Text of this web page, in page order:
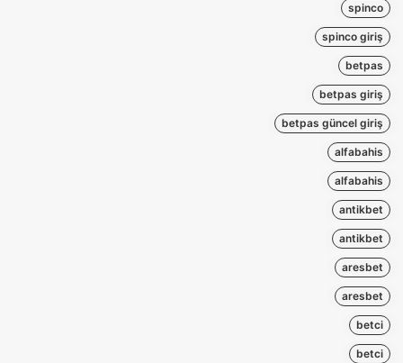
spinco
spinco giriş
betpas
betpas giriş
betpas güncel giriş
alfabahis
alfabahis
antikbet
antikbet
aresbet
aresbet
betci
betci